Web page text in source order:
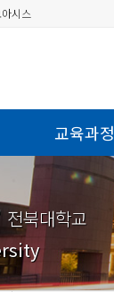
시스
교육과정
북대학교